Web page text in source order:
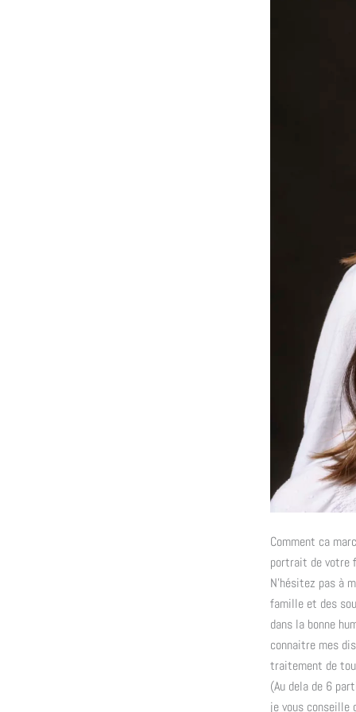
Comment ca
portrait de votre
N’hésitez pas à
famille et des
dans la bonne
connaitre mes
traitement de
(Au dela de 6
je vous conseille